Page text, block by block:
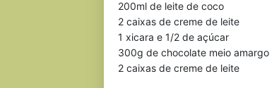
200ml de leite de coco
2 caixas de creme de leite
1 xicara e 1/2 de açúcar
300g de chocolate meio amargo
2 caixas de creme de leite